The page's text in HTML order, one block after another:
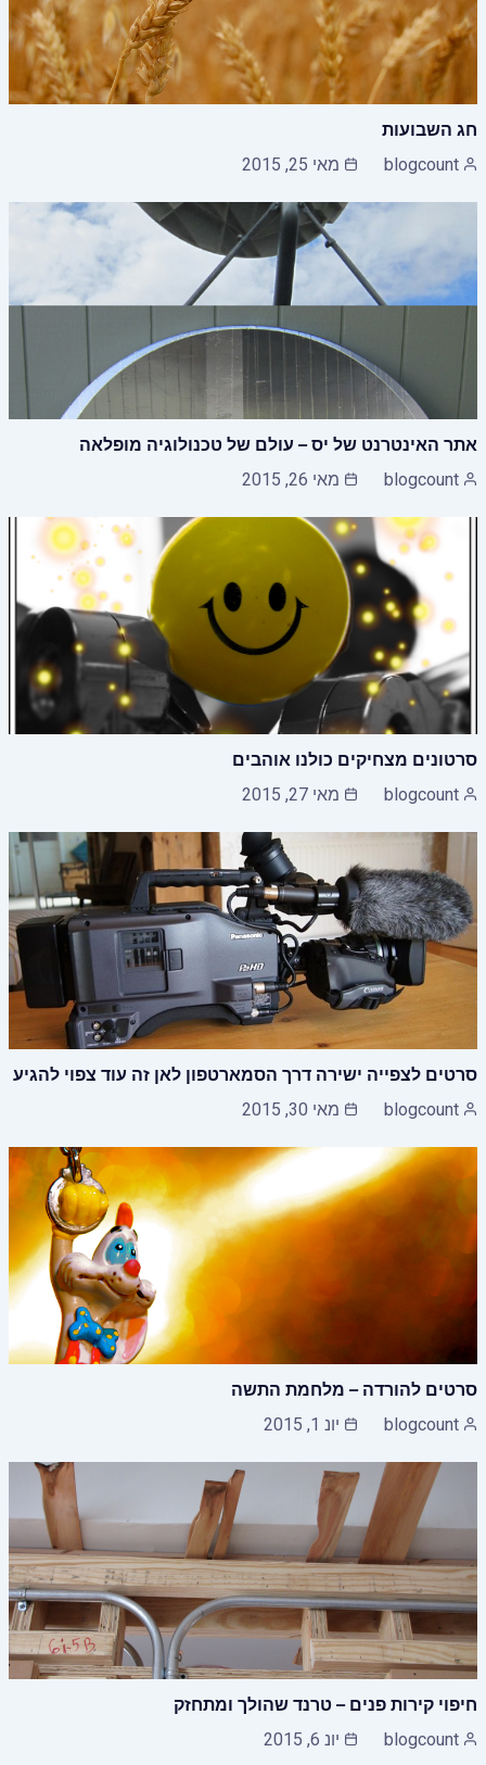
חג השבועות
blogcount מאי 25, 2015
אתר האינטרנט של יס – עולם של טכנולוגיה מופלאה
blogcount מאי 26, 2015
סרטונים מצחיקים כולנו אוהבים
blogcount מאי 27, 2015
סרטים לצפייה ישירה דרך הסמארטפון לאן זה עוד צפוי להגיע
blogcount מאי 30, 2015
סרטים להורדה – מלחמת התשה
blogcount יונ 1, 2015
חיפוי קירות פנים – טרנד שהולך ומתחזק
blogcount יונ 6, 2015